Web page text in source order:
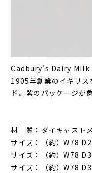
Cadbury's Dairy Milk
1905年創業のイギリス
ド。紫のパッケージが
材 質：ダイキャスト
サイズ：（約）W78
サイズ：（約）W78
サイズ：（約）W78